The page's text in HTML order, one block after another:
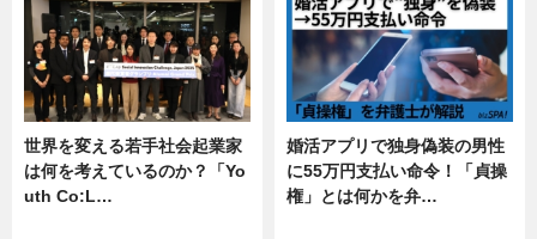
世界を変える若手社会起業家
は何を考えているのか？「Yo
uth Co:L…
婚活アプリで独身偽装の男性
に55万円支払い命令！「貞操
権」とは何かを弁…